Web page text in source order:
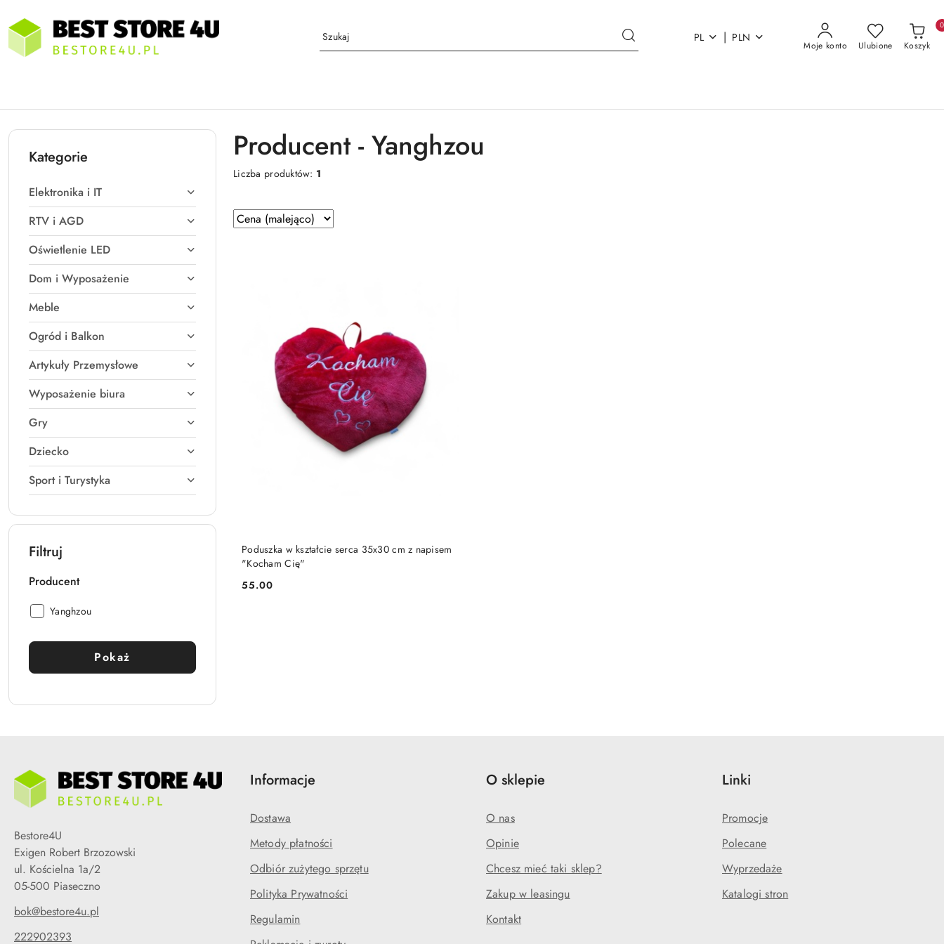
Przejdź do treści głównej
Przejdź do wyszukiwarki
Przejdź do moje konto
Przejdź do menu głównego
Przejdź do stopki
PL | PLN
Moje konto Ulubione Koszyk
0
Kategorie
Elektronika i IT
RTV i AGD
Oświetlenie LED
Dom i Wyposażenie
Meble
Ogród i Balkon
Artykuły Przemysłowe
Wyposażenie biura
Gry
Dziecko
Sport i Turystyka
Filtruj
Producent
Producent:
Yanghzou
Pokaż
Producent - Yanghzou
Liczba produktów: 1
Zastosowano
sortowanie:
Sortuj
według
Poduszka w kształcie serca 35x30 cm z napisem
"Kocham Cię"
Cena:
55.00
PRODUKT NIEDOSTĘPNY
Bestore4U
Exigen Robert Brzozowski
ul. Kościelna 1a/2
05-500 Piaseczno
bok@bestore4u.pl
222902393
Informacje
Dostawa
Metody płatności
Odbiór zużytego sprzętu
Polityka Prywatności
Regulamin
O sklepie
O nas
Opinie
Chcesz mieć taki sklep?
Zakup w leasingu
Kontakt
Linki
Promocje
Polecane
Wyprzedaże
Katalogi stron